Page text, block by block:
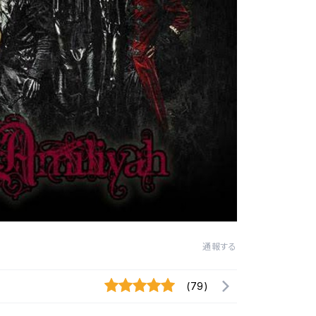
通報する
(79)